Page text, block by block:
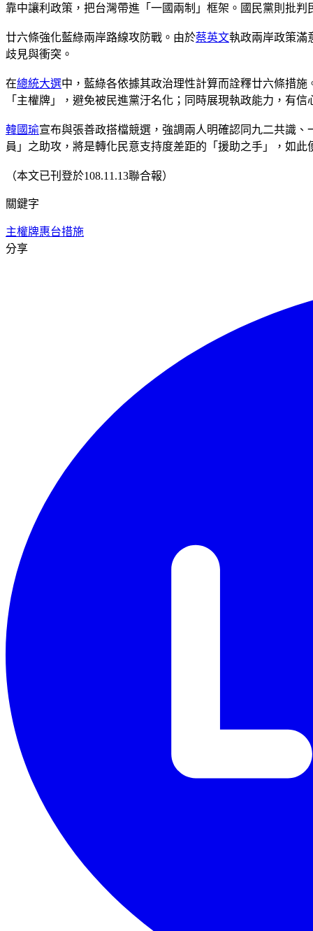
靠中讓利政策，把台灣帶進「一國兩制」框架。國民黨則批
廿六條強化藍綠兩岸路線攻防戰。由於蔡英文執政兩岸政策滿
歧見與衝突。
在總統大選中，藍綠各依據其政治理性計算而詮釋廿六條措
「主權牌」，避免被民進黨汙名化；同時展現執政能力，有
韓國瑜宣布與張善政搭檔競選，強調兩人明確認同九二共識
員」之助攻，將是轉化民意支持度差距的「援助之手」，如此
（本文已刊登於108.11.13聯合報）
關鍵字
主權牌惠台措施
分享